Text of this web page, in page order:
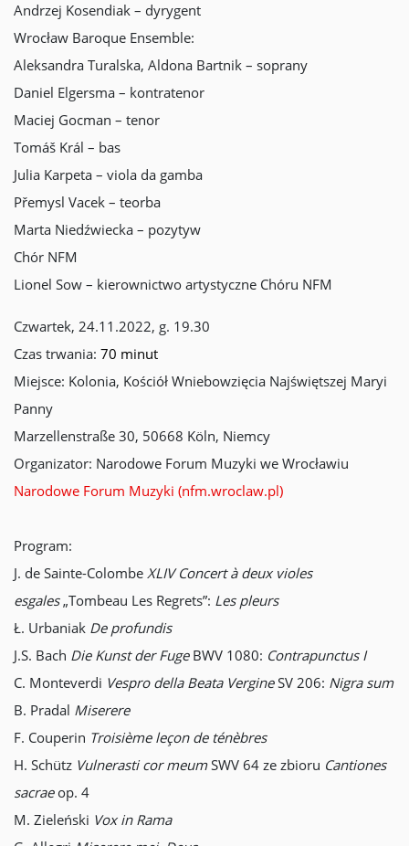
Andrzej Kosendiak – dyrygent
Wrocław Baroque Ensemble:
Aleksandra Turalska, Aldona Bartnik – soprany
Daniel Elgersma – kontratenor
Maciej Gocman – tenor
Tomáš Král – bas
Julia Karpeta – viola da gamba
Přemysl Vacek – teorba
Marta Niedźwiecka – pozytyw
Chór NFM
Lionel Sow – kierownictwo artystyczne Chóru NFM
Czwartek, 24.11.2022, g. 19.30
Czas trwania: 70 minut
Miejsce: Kolonia, Kościół Wniebowzięcia Najświętszej Maryi
Panny
Marzellenstraße 30, 50668 Köln, Niemcy
Organizator: Narodowe Forum Muzyki we Wrocławiu
Narodowe Forum Muzyki (nfm.wroclaw.pl)
Program:
J. de Sainte-Colombe XLIV Concert à deux violes
esgales„Tombeau Les Regrets”: Les pleurs
Ł. Urbaniak De profundis
J.S. Bach Die Kunst der FugeBWV 1080: Contrapunctus I
C. Monteverdi Vespro della Beata VergineSV 206: Nigra sum
B. Pradal Miserere
F. Couperin Troisième leçon de ténèbres
H. Schütz Vulnerasti cor meumSWV 64 ze zbioru Cantiones
sacraeop. 4
M. Zieleński Vox in Rama